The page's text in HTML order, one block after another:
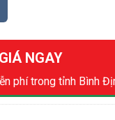
NGAY
phí trong tỉnh Bình